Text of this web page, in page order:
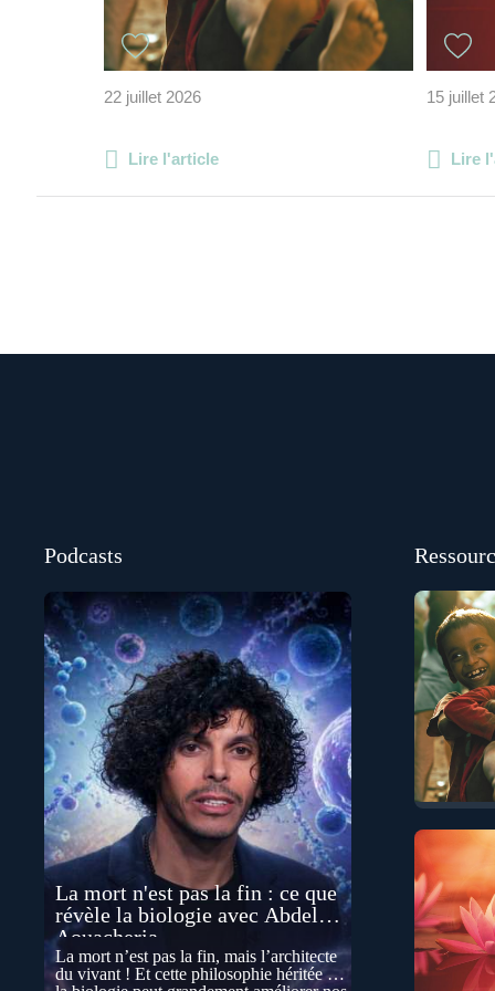
22 juillet 2026
Lire l'article
15 juillet
Lire
Podcasts
La mort n'est pas la fin : ce que
révèle la biologie avec Abdel
Aouacheria
La mort n’est pas la fin, mais l’architecte
du vivant ! Et cette philosophie héritée de